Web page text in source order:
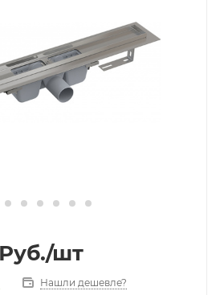
Руб./шт
Нашли дешевле?